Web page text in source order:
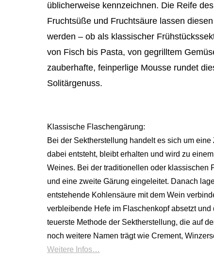
üblicherweise kennzeichnen. Die Reife
Fruchtsüße und Fruchtsäure lassen
werden – ob als klassischer
von Fisch bis Pasta, von gegrilltem
zauberhafte, feinperlige Mousse rundet
Solitärgenuss.
Klassische Flaschengärung:
Bei der Sektherstellung handelt es sich um
dabei entsteht, bleibt erhalten und wird zu
Weines. Bei der traditionellen oder klassischen
und eine zweite Gärung eingeleitet. Danach
entstehende Kohlensäure mit dem Wein
verbleibende Hefe im Flaschenkopf absetzt
teuerste Methode der Sektherstellung, die auf
noch weitere Namen trägt wie Crement,
Weitere Infos…